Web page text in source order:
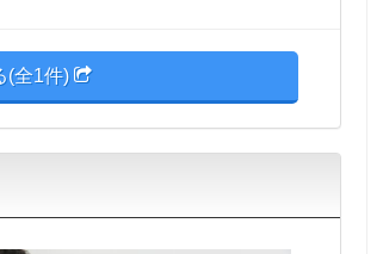
(全1件)